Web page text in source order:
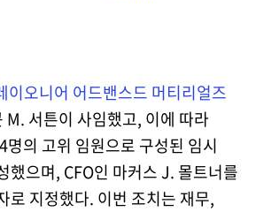
이오니어 어드밴스드 머티리얼즈
M. 서튼이 사임했고, 이에 따라
의 고위 임원으로 구성된 임시
했으며, CFO인 마커스 J. 몰트너를
로 지정했다. 이번 조치는 재무,